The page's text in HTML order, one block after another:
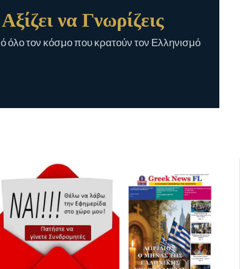
να Γνωρίζεις
τον κόσμο που κρατούν τον Ελληνισμό